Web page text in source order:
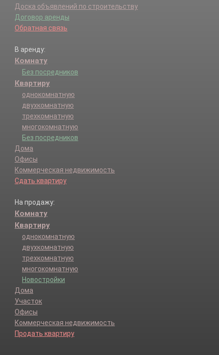
Доска объявлений по строительству
Договор аренды
Обратная связь
В аренду:
Комнату
Без посредников
Квартиру
однокомнатную
двухкомнатную
трехкомнатную
многокомнатную
Без посредников
Дома
Офисы
Коммерческая недвижимость
Сдать квартиру
На продажу:
Комнату
Квартиру
однокомнатную
двухкомнатную
трехкомнатную
многокомнатную
Новостройки
Дома
Участок
Офисы
Коммерческая недвижимость
Продать квартиру